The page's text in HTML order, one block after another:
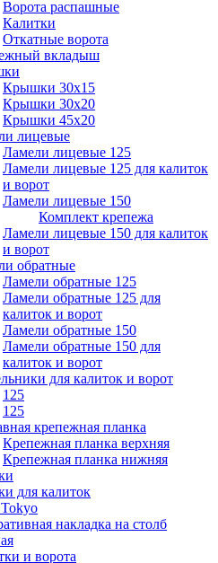
Ворота распашные
Калитки
Откатные ворота
вкладыш
Крышки 30х15
Крышки 30х20
Крышки 45х20
лицевые
Ламели лицевые 125
Ламели лицевые 125 для калиток
и ворот
Ламели лицевые 150
Комплект крепежа
Ламели лицевые 150 для калиток
и ворот
обратные
Ламели обратные 125
Ламели обратные 125 для
калиток и ворот
Ламели обратные 150
Ламели обратные 150 для
калиток и ворот
для калиток и ворот
125
125
крепежная планка
Крепежная планка верхняя
Крепежная планка нижняя
для калиток
накладка на столб
и ворота